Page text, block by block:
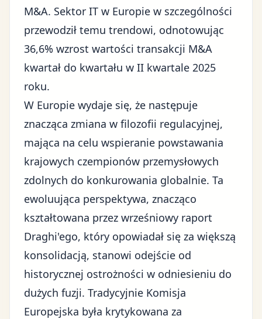
M&A. Sektor IT w Europie w szczególności
przewodził temu trendowi, odnotowując
36,6% wzrost wartości transakcji M&A
kwartał do kwartału w II kwartale 2025
roku.
W Europie wydaje się, że następuje
znacząca zmiana w filozofii regulacyjnej,
mająca na celu wspieranie powstawania
krajowych czempionów przemysłowych
zdolnych do konkurowania globalnie. Ta
ewoluująca perspektywa, znacząco
kształtowana przez wrześniowy raport
Draghi'ego, który opowiadał się za większą
konsolidacją, stanowi odejście od
historycznej ostrożności w odniesieniu do
dużych fuzji. Tradycyjnie Komisja
Europejska była krytykowana za